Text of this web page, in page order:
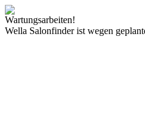
Wartungsarbeiten!
Wella Salonfinder ist wegen